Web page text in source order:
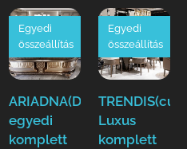
ARIADNA(Duy)Luxus
egyedi
komplett
Egyedi
összeállítás
TRENDIS(cur)
Luxus
komplett
Egyedi
összeállítás